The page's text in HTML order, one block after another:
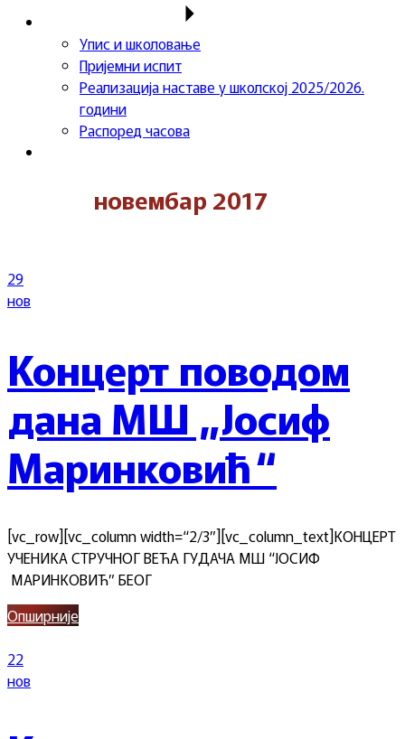
Упис и школовање
Пријемни испит
Реализација наставе у школској 2025/2026.
години
Распоред часова
новембар 2017
29
нов
Концерт поводом
дана МШ „Јосиф
Маринковић“
[vc_row][vc_column width=“2/3″][vc_column_text]КОНЦЕРT
УЧЕНИКА СТРУЧНОГ ВЕЋА ГУДАЧА МШ “ЈОСИФ
МАРИНКОВИЋ” БЕОГ
Опширније
22
нов